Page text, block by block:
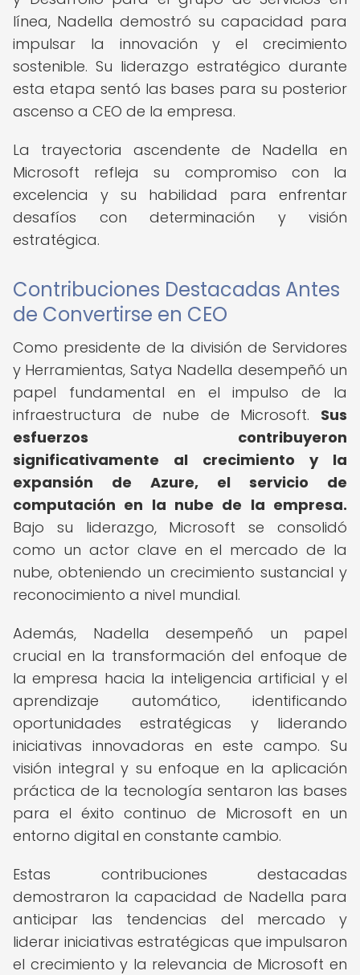
línea, Nadella demostró su capacidad para
impulsar la innovación y el crecimiento
sostenible. Su liderazgo estratégico durante
esta etapa sentó las bases para su posterior
ascenso a CEO de la empresa.
La trayectoria ascendente de Nadella en
Microsoft refleja su compromiso con la
excelencia y su habilidad para enfrentar
desafíos con determinación y visión
estratégica.
Contribuciones Destacadas Antes
de Convertirse en CEO
Como presidente de la división de Servidores
y Herramientas, Satya Nadella desempeñó un
papel fundamental en el impulso de la
infraestructura de nube de Microsoft. Sus
esfuerzos contribuyeron
significativamente al crecimiento y la
expansión de Azure, el servicio de
computación en la nube de la empresa.
Bajo su liderazgo, Microsoft se consolidó
como un actor clave en el mercado de la
nube, obteniendo un crecimiento sustancial y
reconocimiento a nivel mundial.
Además, Nadella desempeñó un papel
crucial en la transformación del enfoque de
la empresa hacia la inteligencia artificial y el
aprendizaje automático, identificando
oportunidades estratégicas y liderando
iniciativas innovadoras en este campo. Su
visión integral y su enfoque en la aplicación
práctica de la tecnología sentaron las bases
para el éxito continuo de Microsoft en un
entorno digital en constante cambio.
Estas contribuciones destacadas
demostraron la capacidad de Nadella para
anticipar las tendencias del mercado y
liderar iniciativas estratégicas que impulsaron
el crecimiento y la relevancia de Microsoft en